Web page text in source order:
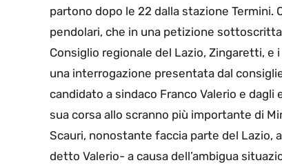
partono dopo le 22 dalla stazione
pendolari, che in una petizione
Consiglio regionale del Lazio, Zingaretti, e
una interrogazione presentata dal
candidato a sindaco Franco Valerio e
sua corsa allo scranno più importante di
Scauri, nonostante faccia parte del Lazio,
detto Valerio- a causa dell’ambigua